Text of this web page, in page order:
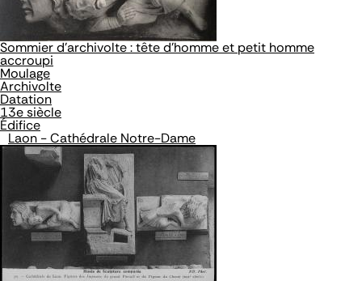
Sommier d'archivolte : tête d'homme et petit homme
accroupi
Moulage
Archivolte
Datation
13e siècle
Édifice
Laon - Cathédrale Notre-Dame